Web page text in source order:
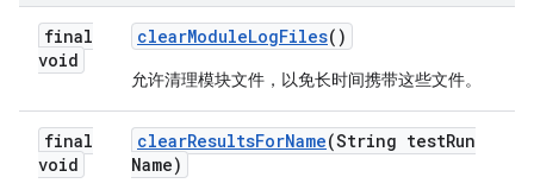
final
void
clearModuleLogFiles()
允许清理模块文件，以免长时间携带这些文件。
final
void
clearResultsForName(String testRun
Name)